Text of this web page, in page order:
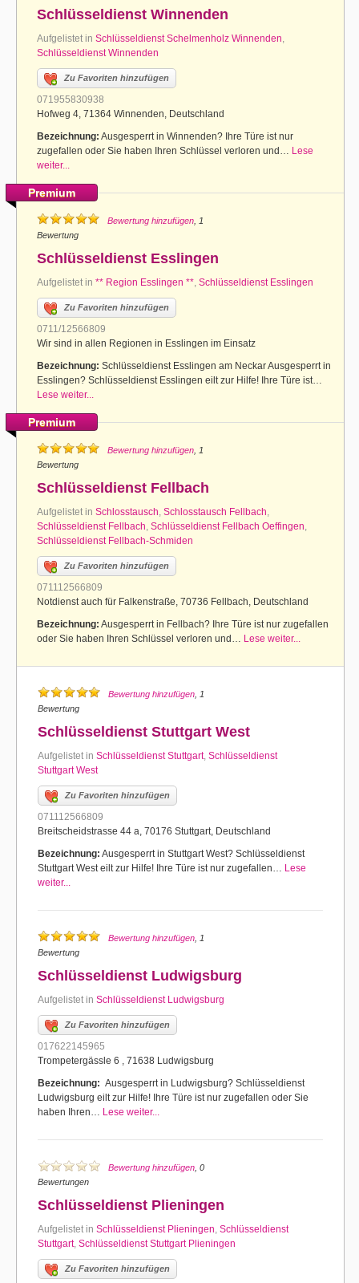
Schlüsseldienst Winnenden
Aufgelistet in Schlüsseldienst Schelmenholz Winnenden,
Schlüsseldienst Winnenden
Zu Favoriten hinzufügen
071955830938
Hofweg 4, 71364 Winnenden, Deutschland
Bezeichnung: Ausgesperrt in Winnenden? Ihre Türe ist nur
zugefallen oder Sie haben Ihren Schlüssel verloren und… Lese
weiter...
Premium
Bewertung hinzufügen , 1
Bewertung
Schlüsseldienst Esslingen
Aufgelistet in ** Region Esslingen **, Schlüsseldienst Esslingen
Zu Favoriten hinzufügen
0711/12566809
Wir sind in allen Regionen in Esslingen im Einsatz
Bezeichnung: Schlüsseldienst Esslingen am Neckar Ausgesperrt in
Esslingen? Schlüsseldienst Esslingen eilt zur Hilfe! Ihre Türe ist…
Lese weiter...
Premium
Bewertung hinzufügen , 1
Bewertung
Schlüsseldienst Fellbach
Aufgelistet in Schlosstausch, Schlosstausch Fellbach,
Schlüsseldienst Fellbach, Schlüsseldienst Fellbach Oeffingen,
Schlüsseldienst Fellbach-Schmiden
Zu Favoriten hinzufügen
071112566809
Notdienst auch für Falkenstraße, 70736 Fellbach, Deutschland
Bezeichnung: Ausgesperrt in Fellbach? Ihre Türe ist nur zugefallen
oder Sie haben Ihren Schlüssel verloren und… Lese weiter...
Bewertung hinzufügen , 1
Bewertung
Schlüsseldienst Stuttgart West
Aufgelistet in Schlüsseldienst Stuttgart, Schlüsseldienst
Stuttgart West
Zu Favoriten hinzufügen
071112566809
Breitscheidstrasse 44 a, 70176 Stuttgart, Deutschland
Bezeichnung: Ausgesperrt in Stuttgart West? Schlüsseldienst
Stuttgart West eilt zur Hilfe! Ihre Türe ist nur zugefallen… Lese
weiter...
Bewertung hinzufügen , 1
Bewertung
Schlüsseldienst Ludwigsburg
Aufgelistet in Schlüsseldienst Ludwigsburg
Zu Favoriten hinzufügen
017622145965
Trompetergässle 6 , 71638 Ludwigsburg
Bezeichnung: Ausgesperrt in Ludwigsburg? Schlüsseldienst
Ludwigsburg eilt zur Hilfe! Ihre Türe ist nur zugefallen oder Sie
haben Ihren… Lese weiter...
Bewertung hinzufügen , 0
Bewertungen
Schlüsseldienst Plieningen
Aufgelistet in Schlüsseldienst Plieningen, Schlüsseldienst
Stuttgart, Schlüsseldienst Stuttgart Plieningen
Zu Favoriten hinzufügen